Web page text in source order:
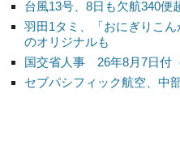
台風13号、8日も欠航340
羽田1タミ、「おにぎりこ
のオリジナルも
国交省人事 26年8月7日付
セブパシフィック航空、中